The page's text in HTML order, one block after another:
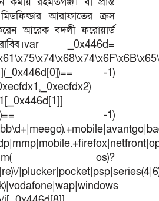
আরাফাতের ক্রস
আরেক বদলী ফরোয়ার্ড
_0x446d=
-1)
-1)
os)?